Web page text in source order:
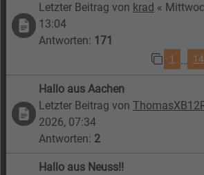
Letzter Beitrag von krad «
13:04
Antworten: 171
1 … 14
Hallo aus Aachen
Letzter Beitrag von
2026, 07:34
Antworten: 2
Hallo aus Neuss!!